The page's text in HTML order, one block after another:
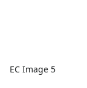
EC Image 5